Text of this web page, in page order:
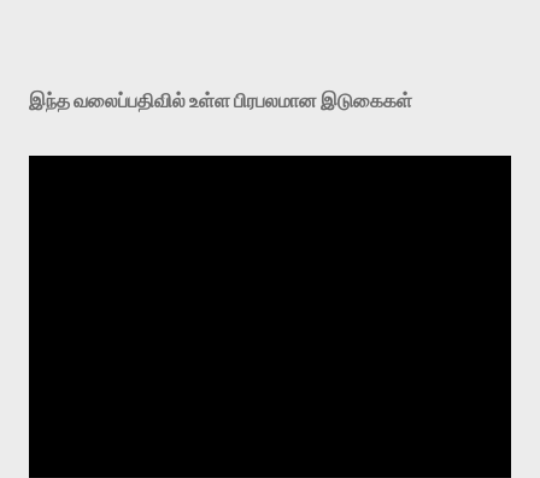
இந்த வலைப்பதிவில் உள்ள பிரபலமான இடுகைகள்